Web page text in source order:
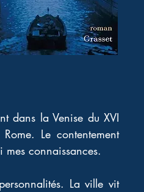
dans la Venise du XVI
Le contentement
connaissances.
La ville vit